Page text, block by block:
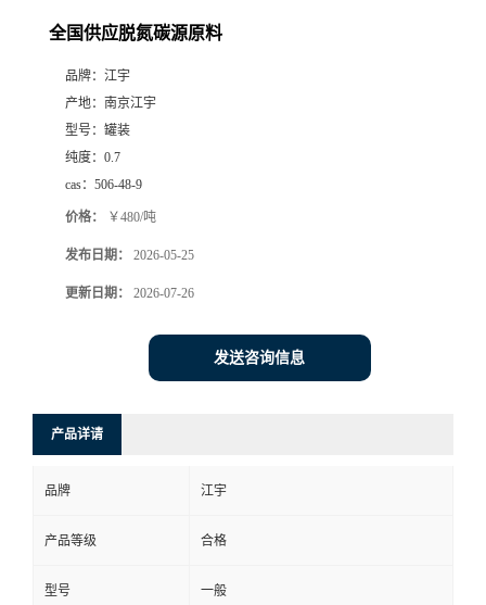
全国供应脱氮碳源原料
品牌： 江宇
产地： 南京江宇
型号： 罐装
纯度： 0.7
cas： 506-48-9
价格： ￥480/吨
发布日期： 2026-05-25
更新日期： 2026-07-26
发送咨询信息
产品详请
品牌 江宇
产品等级 合格
型号 一般